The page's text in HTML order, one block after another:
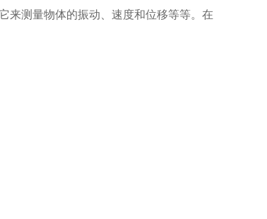
来测量物体的振动、速度和位移等等。在